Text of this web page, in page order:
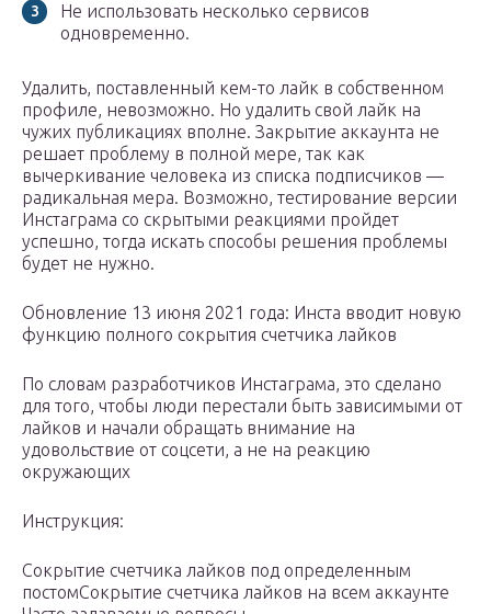
Не использовать несколько сервисов
одновременно.
Удалить, поставленный кем-то лайк в собственном
профиле, невозможно. Но удалить свой лайк на
чужих публикациях вполне. Закрытие аккаунта не
решает проблему в полной мере, так как
вычеркивание человека из списка подписчиков —
радикальная мера. Возможно, тестирование версии
Инстаграма со скрытыми реакциями пройдет
успешно, тогда искать способы решения проблемы
будет не нужно.
Обновление 13 июня 2021 года: Инста вводит новую
функцию полного сокрытия счетчика лайков
По словам разработчиков Инстаграма, это сделано
для того, чтобы люди перестали быть зависимыми от
лайков и начали обращать внимание на
удовольствие от соцсети, а не на реакцию
окружающих
Инструкция:
Сокрытие счетчика лайков под определенным
постомСокрытие счетчика лайков на всем аккаунте